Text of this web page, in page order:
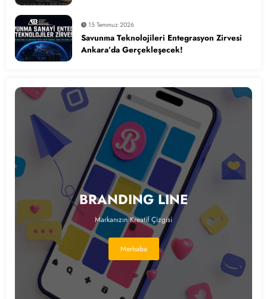
15 Temmuz 2026
Savunma Teknolojileri Entegrasyon Zirvesi
Ankara’da Gerçekleşecek!
BRANDING LINE
Markanızın Kreatif Çizgisi
Merhaba